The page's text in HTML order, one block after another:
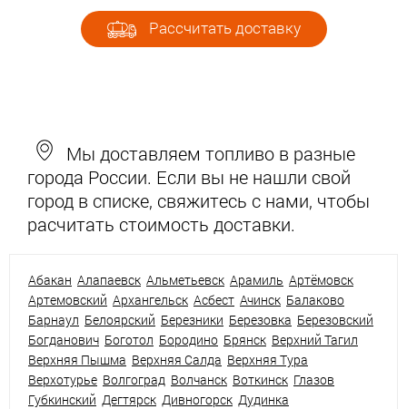
Рассчитать доставку
Мы доставляем топливо в разные
города России. Если вы не нашли свой
город в списке, свяжитесь с нами, чтобы
расчитать стоимость доставки.
Абакан Алапаевск Альметьевск Арамиль Артёмовск
Артемовский Архангельск Асбест Ачинск Балаково
Барнаул Белоярский Березники Березовка Березовский
Богданович Боготол Бородино Брянск Верхний Тагил
Верхняя Пышма Верхняя Салда Верхняя Тура
Верхотурье Волгоград Волчанск Воткинск Глазов
Губкинский Дегтярск Дивногорск Дудинка